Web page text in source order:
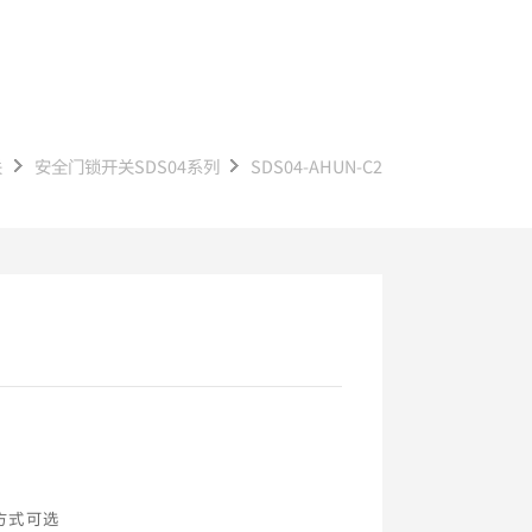
安全门锁开关SDS04系列 SDS04-AHUN-C2
式可选